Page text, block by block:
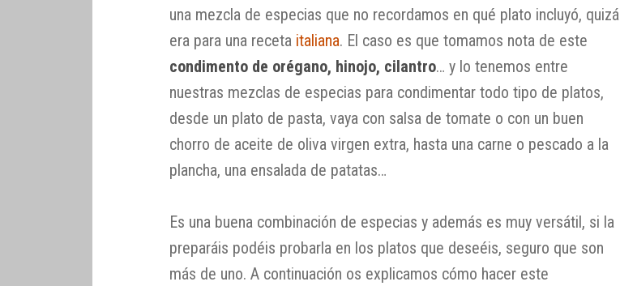
una mezcla de especias que no recordamos en qué plato incluyó, quizá
era para una receta italiana. El caso es que tomamos nota de este
condimento de orégano, hinojo, cilantro… y lo tenemos entre
nuestras mezclas de especias para condimentar todo tipo de platos,
desde un plato de pasta, vaya con salsa de tomate o con un buen
chorro de aceite de oliva virgen extra, hasta una carne o pescado a la
plancha, una ensalada de patatas…
Es una buena combinación de especias y además es muy versátil, si la
preparáis podéis probarla en los platos que deseéis, seguro que son
más de uno. A continuación os explicamos cómo hacer este